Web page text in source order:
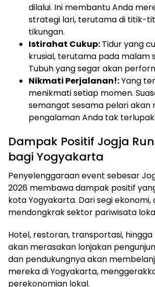
dilalui. Ini membantu Anda
strategi lari, terutama di titik-
tikungan.
Istirahat Cukup: Tidur yang
krusial, terutama pada malam
Tubuh yang segar akan
Nikmati Perjalanan!:Yang
menikmati setiap momen.
semangat sesama pelari akan
pengalaman Anda tak
Dampak Positif Jogja
bagi Yogyakarta
Penyelenggaraan event sebesar
2026 membawa dampak positif
kota Yogyakarta. Dari segi ekonomi,
mendongkrak sektor pariwisata
Hotel, restoran, transportasi, hingga
akan merasakan lonjakan
dan pendukungnya akan
mereka di Yogyakarta,
perekonomian lokal.